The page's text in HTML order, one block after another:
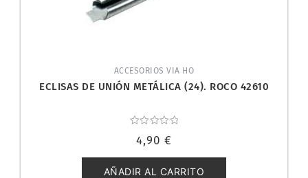
ACCESORIOS VIA HO
ECLISAS DE UNIÓN METÁLICA (24). ROCO 42610
con
de
5
4,90 €
AÑADIR AL CARRITO